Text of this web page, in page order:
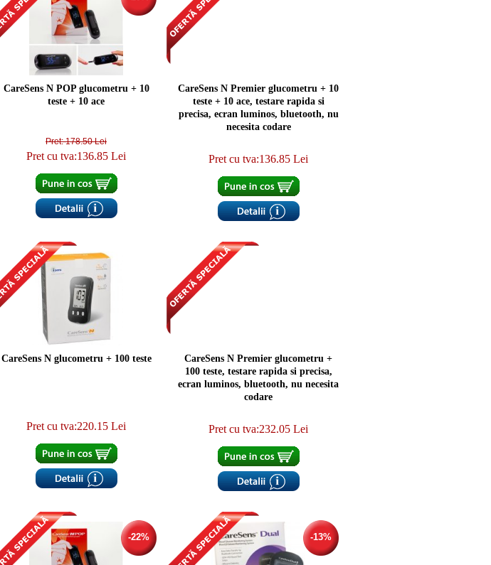
CareSens N POP glucometru + 10
teste + 10 ace
Pret: 178.50 Lei
Pret cu tva:136.85 Lei
CareSens N Premier glucometru + 10
teste + 10 ace, testare rapida si
precisa, ecran luminos, bluetooth, nu
necesita codare
Pret cu tva:136.85 Lei
CareSens N glucometru + 100 teste
Pret cu tva:220.15 Lei
CareSens N Premier glucometru +
100 teste, testare rapida si precisa,
ecran luminos, bluetooth, nu necesita
codare
Pret cu tva:232.05 Lei
-22% -13%